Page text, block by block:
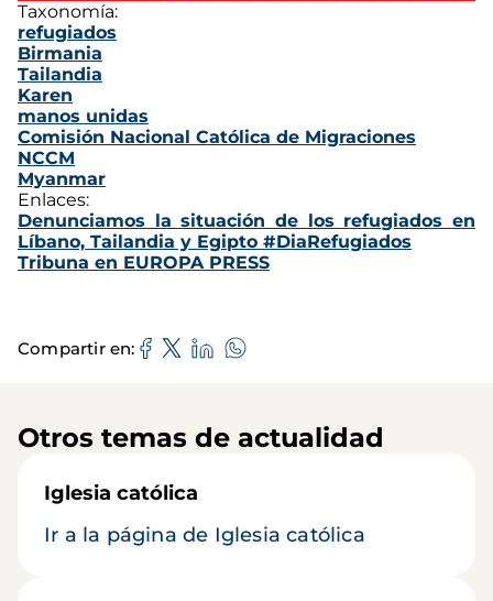
Taxonomía:
refugiados
Birmania
Tailandia
Karen
manos unidas
Comisión Nacional Católica de Migraciones
NCCM
Myanmar
Enlaces:
Denunciamos la situación de los refugiados en
Líbano, Tailandia y Egipto #DiaRefugiados
Tribuna en EUROPA PRESS
Compartir en
Otros temas de actualidad
Iglesia católica
Ir a la página de Iglesia católica